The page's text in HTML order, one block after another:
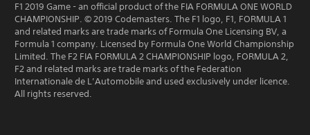
F1 2019 Game - an official product of the FIA FORMULA ONE WORLD
CHAMPIONSHIP. © 2019 Codemasters. The F1 logo, F1, FORMULA 1
and related marks are trade marks of Formula One Licensing BV, a
Formula 1 company. Licensed by Formula One World Championship
Limited. The F2 FIA FORMULA 2 CHAMPIONSHIP logo, FORMULA 2,
F2 and related marks are trade marks of the Federation
Internationale de L’Automobile and used exclusively under licence.
All rights reserved.